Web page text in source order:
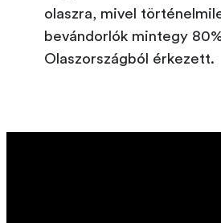
olaszra, mivel
bevándorlók mintegy
Olaszországból érkezett.